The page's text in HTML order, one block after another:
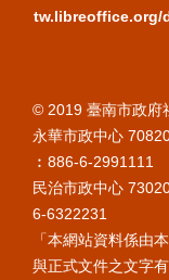
tw.libreoffice.org/
© 2019 臺南市政
永華市政中心
︰886-6-2991111
民治市政中心
6-6322231
「本網站資料係由
與正式文件之文字